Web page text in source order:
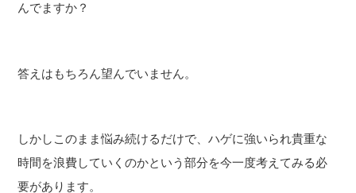
んでますか？
答えはもちろん望んでいません。
しかしこのまま悩み続けるだけで、ハゲに強いられ貴重な
時間を浪費していくのかという部分を今一度考えてみる必
要があります。